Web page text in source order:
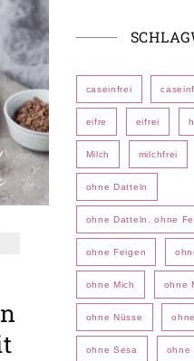
caseinfrei
eifre eifrei
Milch milchfrei
ohne Datteln
ohne Datteln. ohne
ohne Feigen
ohne Mich ohne
ohne Nüsse
ohne Sesa ohne